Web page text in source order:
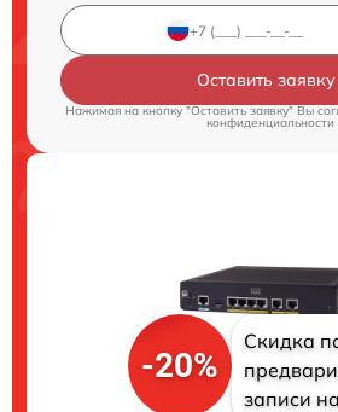
Оставить заявку
Нажимая на кнопку "Оставить заявку" Вы
конфиденциальности
-20%
Скидка
записи